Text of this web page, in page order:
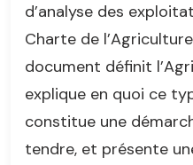
d’analyse des
Charte de
document définit
explique en quoi ce
constitue une
tendre, et présente